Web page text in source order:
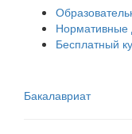
Нормативные
Бесплатный
Бакалавриат